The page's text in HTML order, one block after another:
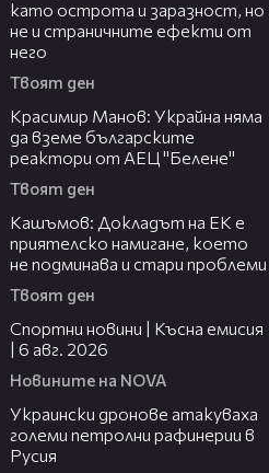
като острота и заразност, но
не и страничните ефекти от
него
Твоят ден
Красимир Манов: Украйна няма
да вземе българските
реактори от АЕЦ "Белене"
Твоят ден
Кашъмов: Докладът на ЕК е
приятелско намигане, което
не подминава и стари проблеми
Твоят ден
Спортни новини | Късна емисия
| 6 авг. 2026
Новините на NOVA
Украински дронове атакуваха
големи петролни рафинерии в
Русия